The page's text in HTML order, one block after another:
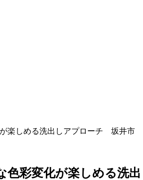
楽しめる洗出しアプローチ 坂井市
色彩変化が楽しめる洗